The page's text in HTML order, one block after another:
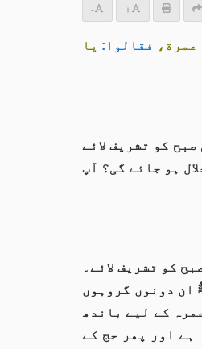
+
-
فقالوا: يا
کو تشریف لائے
ہو جائے گی؟ آپ
کو تشریف لائے۔
ان دونوں گروہوں
کے لیے باندھ
ہے اور پھر حج کے